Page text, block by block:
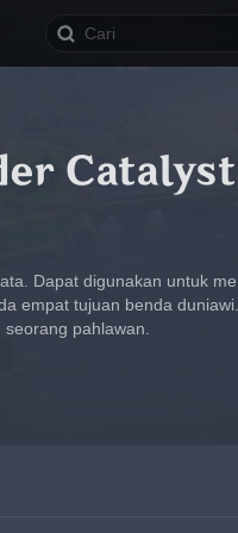
Dapat digunakan untuk
empat tujuan benda
pahlawan.